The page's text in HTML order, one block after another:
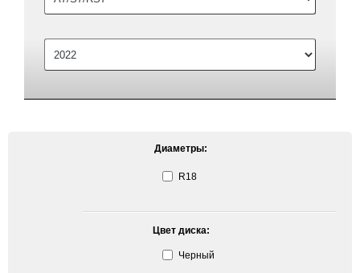
Диаметры:
R18
Цвет диска:
Черный